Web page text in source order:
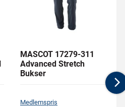
MASCOT 17279-311
Advanced Stretch
Bukser
Medlemspris